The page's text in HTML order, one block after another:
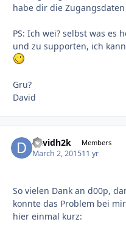
habe dir die
PS: Ich wei? selbst was es
und zu supporten, ich
Gru?
David
davidh2k Members
March 2, 201511 yr
So vielen Dank an d00p,
konnte das Problem bei
hier einmal kurz: